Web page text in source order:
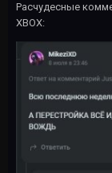
Расчудесные
XBOX: